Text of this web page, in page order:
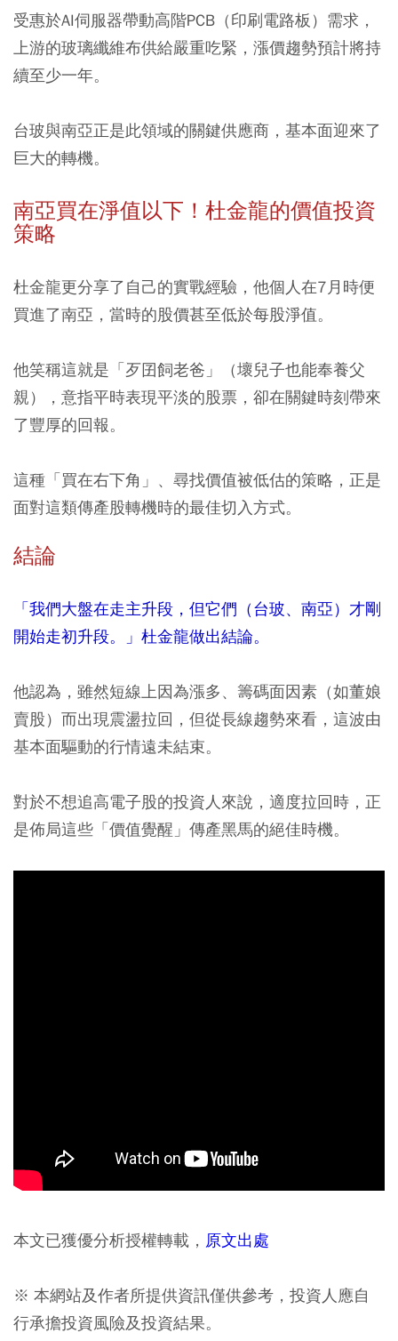
受惠於AI伺服器帶動高階PCB（印刷電路板）需求，
上游的玻璃纖維布供給嚴重吃緊，漲價趨勢預計將持
續至少一年。
台玻與南亞正是此領域的關鍵供應商，基本面迎來了
巨大的轉機。
南亞買在淨值以下！杜金龍的價值投資
策略
杜金龍更分享了自己的實戰經驗， 他個人在7月時便
買進了南亞，當時的股價甚至低於每股淨值。
他笑稱這就是「歹囝飼老爸」（壞兒子也能奉養父
親），意指平時表現平淡的股票，卻在關鍵時刻帶來
了豐厚的回報。
這種「買在右下角」、尋找價值被低估的策略，正是
面對這類傳產股轉機時的最佳切入方式。
結論
「我們大盤在走主升段，但它們（台玻、南亞）才剛
開始走初升段。」杜金龍做出結論。
他認為，雖然短線上因為漲多、籌碼面因素（如董娘
賣股）而出現震盪拉回，但從長線趨勢來看，這波由
基本面驅動的行情遠未結束。
對於不想追高電子股的投資人來說，適度拉回時，正
是佈局這些「價值覺醒」傳產黑馬的絕佳時機。
本文已獲優分析授權轉載， 原文出處
※ 本網站及作者所提供資訊僅供參考，投資人應自
行承擔投資風險及投資結果。